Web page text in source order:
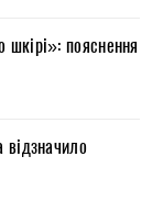
пояснення
відзначило